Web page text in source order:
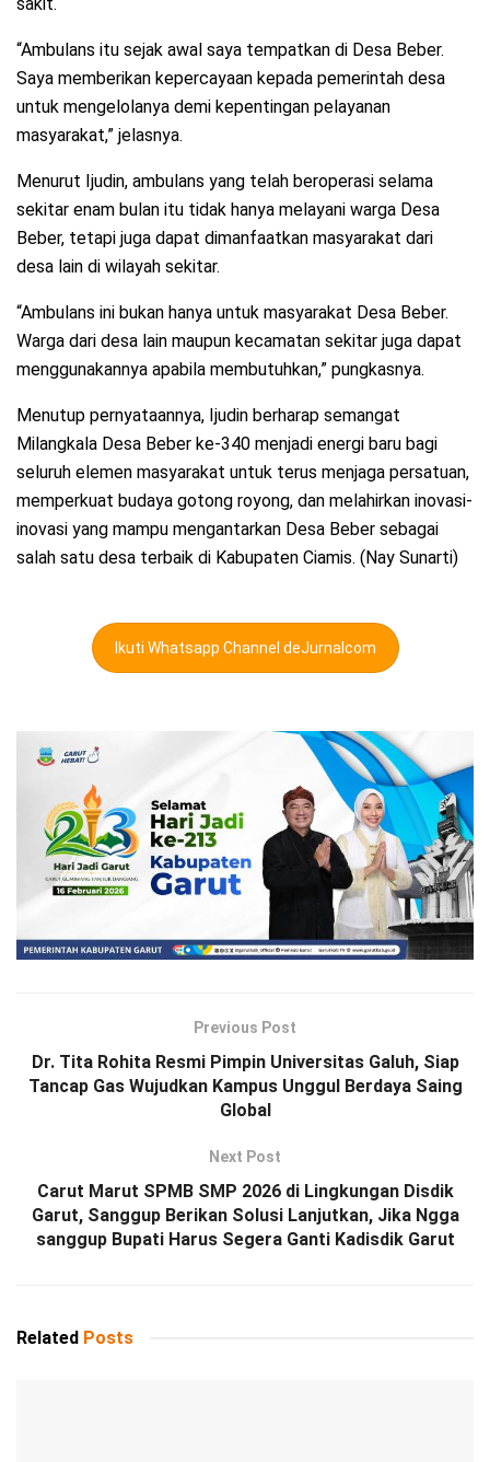
“Ambulans itu sejak awal saya tempatkan di Desa Beber.
Saya memberikan kepercayaan kepada pemerintah desa
untuk mengelolanya demi kepentingan pelayanan
masyarakat,” jelasnya.
Menurut Ijudin, ambulans yang telah beroperasi selama
sekitar enam bulan itu tidak hanya melayani warga Desa
Beber, tetapi juga dapat dimanfaatkan masyarakat dari
desa lain di wilayah sekitar.
“Ambulans ini bukan hanya untuk masyarakat Desa Beber.
Warga dari desa lain maupun kecamatan sekitar juga dapat
menggunakannya apabila membutuhkan,” pungkasnya.
Menutup pernyataannya, Ijudin berharap semangat
Milangkala Desa Beber ke-340 menjadi energi baru bagi
seluruh elemen masyarakat untuk terus menjaga persatuan,
memperkuat budaya gotong royong, dan melahirkan inovasi-
inovasi yang mampu mengantarkan Desa Beber sebagai
salah satu desa terbaik di Kabupaten Ciamis. (Nay Sunarti)
Ikuti Whatsapp Channel deJurnalcom
Previous Post
Dr. Tita Rohita Resmi Pimpin Universitas Galuh, Siap
Tancap Gas Wujudkan Kampus Unggul Berdaya Saing
Global
Next Post
Carut Marut SPMB SMP 2026 di Lingkungan Disdik
Garut, Sanggup Berikan Solusi Lanjutkan, Jika Ngga
sanggup Bupati Harus Segera Ganti Kadisdik Garut
Related Posts